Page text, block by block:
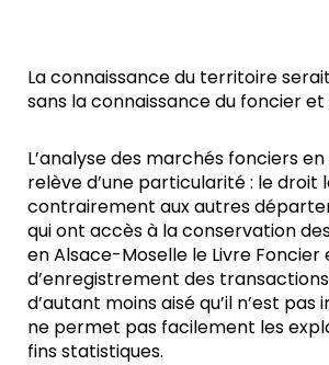
La connaissance du territoire
sans la connaissance du foncier
L’analyse des marchés fonciers
relève d’une particularité : le droit
contrairement aux autres
qui ont accès à la conservation
en Alsace-Moselle le Livre Foncier
d’enregistrement des
d’autant moins aisé qu’il n’est
ne permet pas facilement les
fins statistiques.